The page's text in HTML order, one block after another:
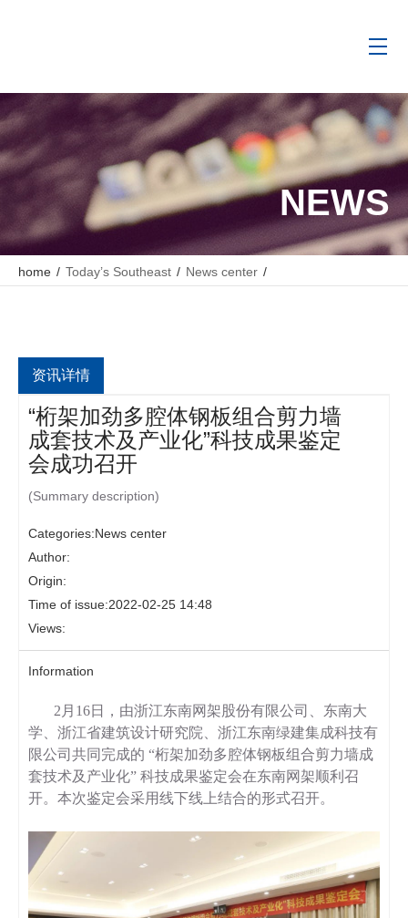
NEWS
home / Today’s Southeast / News center /
资讯详情
“桁架加劲多腔体钢板组合剪力墙
成套技术及产业化”科技成果鉴定
会成功召开
(Summary description)
Categories:News center
Author:
Origin:
Time of issue:2022-02-25 14:48
Views:
Information
2月16日，由浙江东南网架股份有限公司、东南大
学、浙江省建筑设计研究院、浙江东南绿建集成科技有
限公司共同完成的 “桁架加劲多腔体钢板组合剪力墙成
套技术及产业化” 科技成果鉴定会在东南网架顺利召
开。本次鉴定会采用线下线上结合的形式召开。